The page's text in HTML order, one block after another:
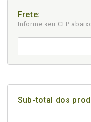
Frete:
Informe seu CEP
Sub-total dos